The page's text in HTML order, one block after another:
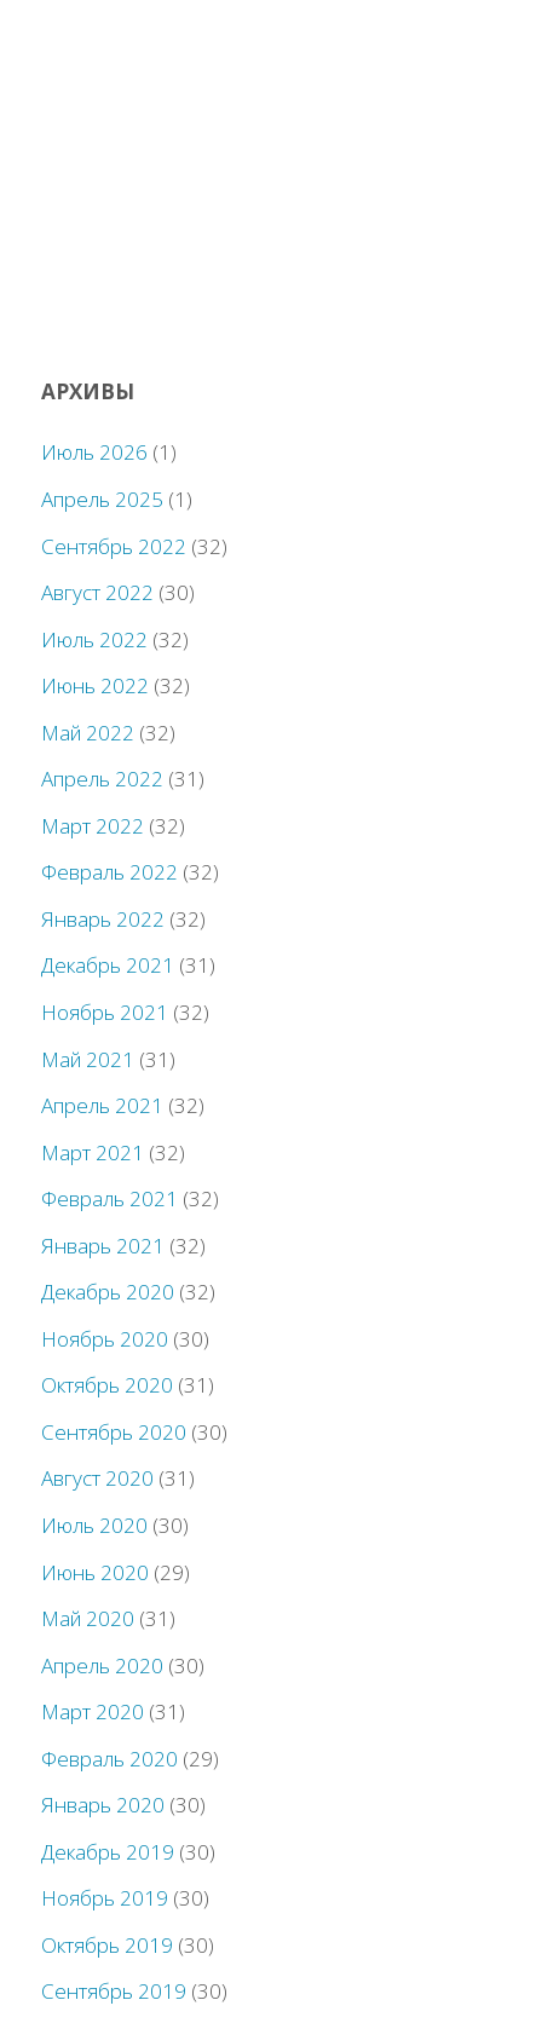
АРХИВЫ
Июль 2026 (1)
Апрель 2025 (1)
Сентябрь 2022 (32)
Август 2022 (30)
Июль 2022 (32)
Июнь 2022 (32)
Май 2022 (32)
Апрель 2022 (31)
Март 2022 (32)
Февраль 2022 (32)
Январь 2022 (32)
Декабрь 2021 (31)
Ноябрь 2021 (32)
Май 2021 (31)
Апрель 2021 (32)
Март 2021 (32)
Февраль 2021 (32)
Январь 2021 (32)
Декабрь 2020 (32)
Ноябрь 2020 (30)
Октябрь 2020 (31)
Сентябрь 2020 (30)
Август 2020 (31)
Июль 2020 (30)
Июнь 2020 (29)
Май 2020 (31)
Апрель 2020 (30)
Март 2020 (31)
Февраль 2020 (29)
Январь 2020 (30)
Декабрь 2019 (30)
Ноябрь 2019 (30)
Октябрь 2019 (30)
Сентябрь 2019 (30)